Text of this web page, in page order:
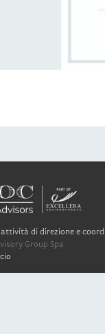
di direzione e
Group Spa